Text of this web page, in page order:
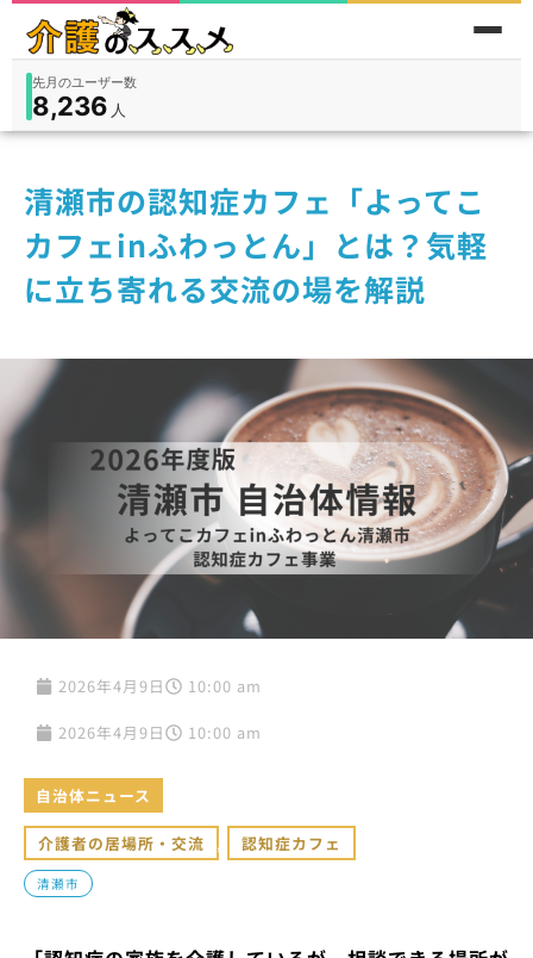
在宅9,360入所3,194
先月のユーザー数
8,236 人
件
清瀬市の認知症カフェ「よってこ
カフェinふわっとん」とは？気軽
に立ち寄れる交流の場を解説
2026年4月9日 10:00 am
2026年4月9日 10:00 am
自治体ニュース
介護者の居場所・交流 , 認知症カフェ
清瀬市